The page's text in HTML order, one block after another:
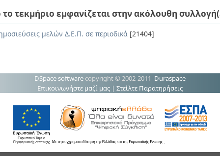
το τεκμήριο εμφανίζεται στην ακόλουθη
μελών Δ.Ε.Π. σε περιοδικά [21404]
DSpace software copyright © 2002-2011 Duraspace
Επικοινωνήστε μαζί μας | Στείλτε Παρατηρήσεις